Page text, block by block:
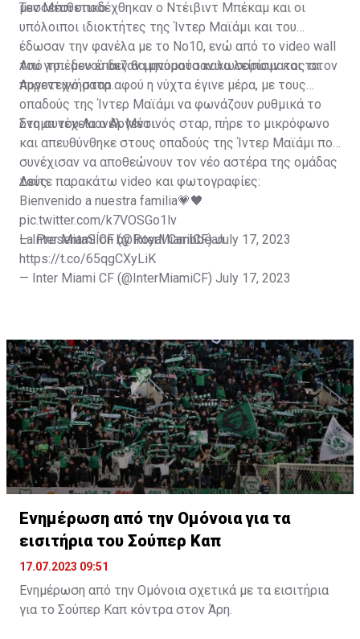
μεσοεπιθετικό.
Τον Μέσι υποδέχθηκαν ο Ντέιβιντ Μπέκαμ και οι
υπόλοιποι ιδιοκτήτες της Ίντερ Μαϊάμι και του
έδωσαν την φανέλα με το Νο10, ενώ από το video wall
του γηπέδου έπαιζαν μηνύματα καλωσορίσματος στον
Αργεντινό σταρ.
Από το... μενού δεν θα μπορούσαν να λείπουν και τα
πυροτεχνήματα αφού η νύχτα έγινε μέρα, με τους
οπαδούς της Ίντερ Μαϊάμι να φωνάζουν ρυθμικά το
όνομα του Λιονέλ Μέσι.
Στη συνέχεια ο Αργεντινός σταρ, πήρε το μικρόφωνο
και απευθύνθηκε στους οπαδούς της Ίντερ Μαϊάμι που
συνέχισαν να αποθεώνουν τον νέο αστέρα της ομάδας
τους.
Δείτε παρακάτω video και φωτογραφίες:
Bienvenido a nuestra familia💗🖤
pic.twitter.com/k7VOSGo1lv
— Inter Miami CF (@InterMiamiCF)July 17, 2023
La PresentaSÍon by Royal Caribbean
https://t.co/65qgCXyLiK
— Inter Miami CF (@InterMiamiCF) July 17, 2023
Ενημέρωση από την Ομόνοια για τα
εισιτήρια του Σούπερ Καπ
17.07.2023 09:51
Ενημέρωση από την Ομόνοια σχετικά με τα εισιτήρια
για το Σούπερ Καπ κόντρα στον Άρη.